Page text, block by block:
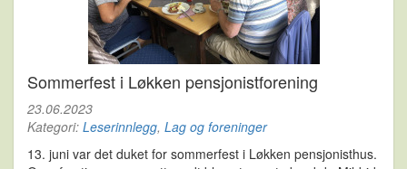
Sommerfest i Løkken pensjonistforening
23.06.2023
Kategori: Leserinnlegg, Lag og foreninger
13. juni var det duket for sommerfest i Løkken pensjonisthus.